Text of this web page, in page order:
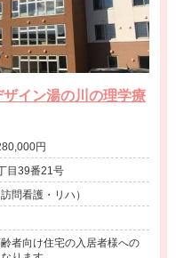
イン湯の川の理学療
260,000円 〜 280,000円
目39番21号
問看護・リハ）
者向け住宅の入居者様への